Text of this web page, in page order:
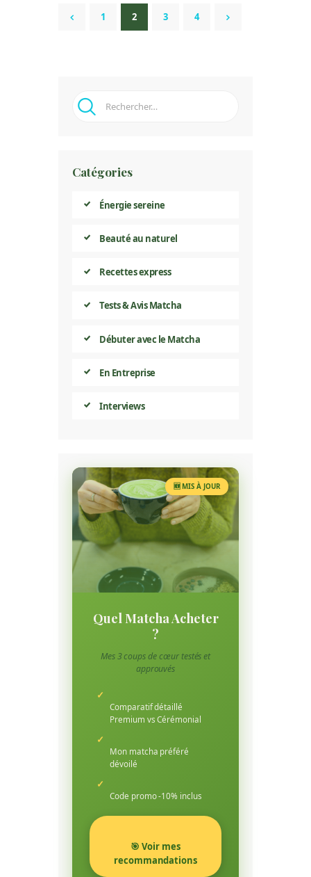
Pagination Des
Publications
<
PAGE
1 PAGE
2 PAGE
3 PAGE
4
Rechercher :
Catégories
Énergie sereine
Beauté au naturel
Recettes express
Tests & Avis Matcha
Débuter avec le Matcha
En Entreprise
Interviews
🆕 MIS À JOUR
Quel Matcha Acheter
?
Mes 3 coups de cœur testés et
approuvés
✓
Comparatif détaillé
Premium vs Cérémonial
✓
Mon matcha préféré
dévoilé
✓
Code promo -10% inclus
🎯 Voir mes
recommandations